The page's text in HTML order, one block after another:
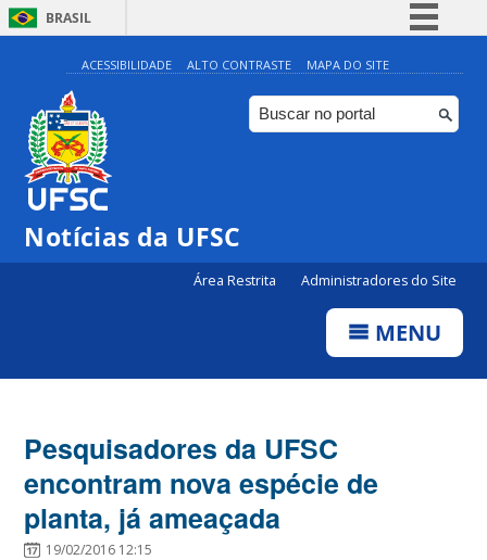
BRASIL
Simplifique!
Comunica BR
Participe
ACESSIBILIDADE ALTO CONTRASTE MAPA DO SITE
Notícias da UFSC
Área Restrita Administradores do Site
MENU
Pesquisadores da UFSC
encontram nova espécie de
planta, já ameaçada
19/02/2016 12:15